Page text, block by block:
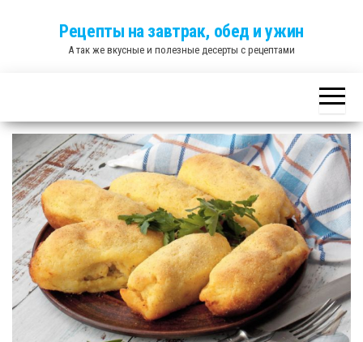
Рецепты на завтрак, обед и ужин
А так же вкусные и полезные десерты с рецептами